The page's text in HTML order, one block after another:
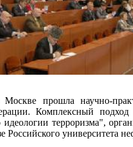
прошла научно-
Комплексный
идеологии терроризма",
Российского университета